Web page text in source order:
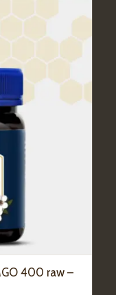
400 raw –